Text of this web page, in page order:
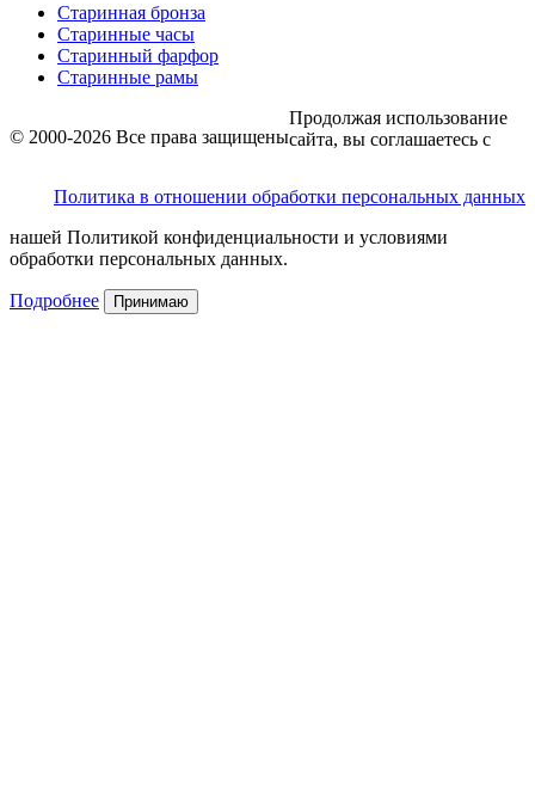
Старинная бронза
Старинные часы
Старинный фарфор
Старинные рамы
© 2000-2026 Все права защищены
Политика в отношении обработки персональных данных
Продолжая использование
сайта, вы соглашаетесь с
нашей Политикой конфиденциальности и условиями
обработки персональных данных.
Подробнее Принимаю